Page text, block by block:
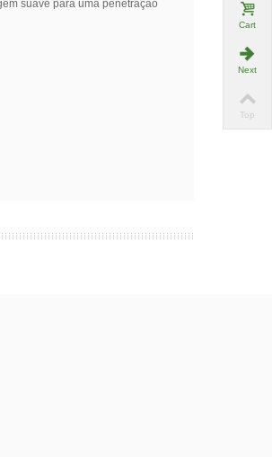
suave para uma penetração
Cart
Next
Top